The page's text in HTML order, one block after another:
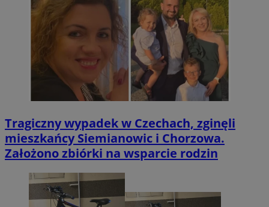
Tragiczny wypadek w Czechach, zginęli
mieszkańcy Siemianowic i Chorzowa.
Założono zbiórki na wsparcie rodzin